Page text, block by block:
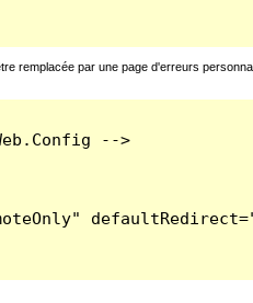
remplacée par une page d'erreurs
-->